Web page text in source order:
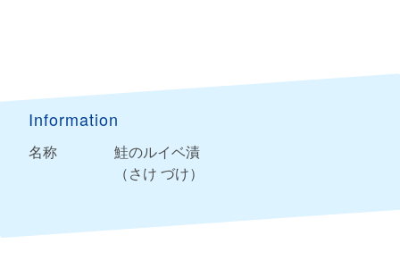
Information
名称
鮭のルイベ漬
（さけ づけ）